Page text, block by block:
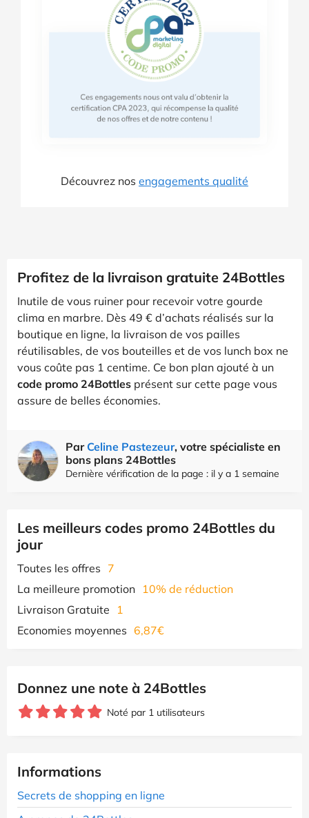
Découvrez nos engagements qualité
Profitez de la livraison gratuite 24Bottles
Inutile de vous ruiner pour recevoir votre gourde
clima en marbre. Dès 49 € d’achats réalisés sur la
boutique en ligne, la livraison de vos pailles
réutilisables, de vos bouteilles et de vos lunch box ne
vous coûte pas 1 centime. Ce bon plan ajouté à un
code promo 24Bottles présent sur cette page vous
assure de belles économies.
Par Celine Pastezeur, votre spécialiste en
bons plans 24Bottles
Dernière vérification de la page : il y a 1 semaine
Les meilleurs codes promo 24Bottles du
jour
Toutes les offres 7
La meilleure promotion 10% de réduction
Livraison Gratuite
1
Economies moyennes 6,87€
Donnez une note à 24Bottles
Noté par 1 utilisateurs
Informations
Secrets de shopping en ligne